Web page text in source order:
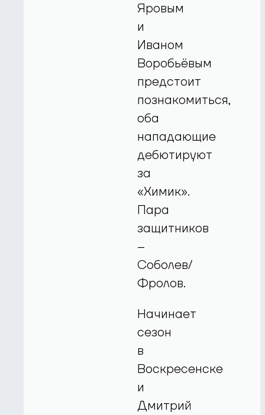
Яровым
и
Иваном
Воробьёвым
предстоит
познакомиться,
оба
нападающие
дебютируют
за
«Химик».
Пара
защитников
–
Соболев/
Фролов.
Начинает
сезон
в
Воскресенске
и
Дмитрий